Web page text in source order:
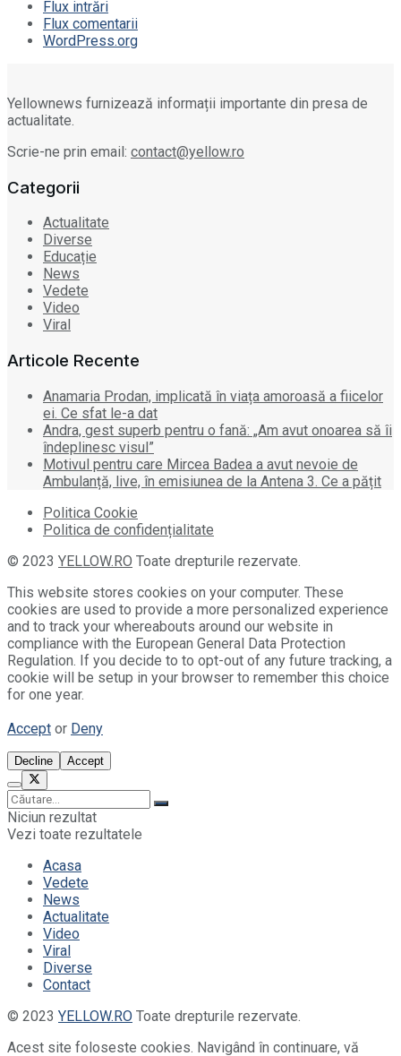
Flux intrări
Flux comentarii
WordPress.org
Yellownews furnizează informații importante din presa de
actualitate.
Scrie-ne prin email: contact@yellow.ro
Categorii
Actualitate
Diverse
Educație
News
Vedete
Video
Viral
Articole Recente
Anamaria Prodan, implicată în viața amoroasă a fiicelor
ei. Ce sfat le-a dat
Andra, gest superb pentru o fană: „Am avut onoarea să îi
îndeplinesc visul”
Motivul pentru care Mircea Badea a avut nevoie de
Ambulanță, live, în emisiunea de la Antena 3. Ce a pățit
Politica Cookie
Politica de confidențialitate
© 2023 YELLOW.RO Toate drepturile rezervate.
This website stores cookies on your computer. These
cookies are used to provide a more personalized experience
and to track your whereabouts around our website in
compliance with the European General Data Protection
Regulation. If you decide to to opt-out of any future tracking, a
cookie will be setup in your browser to remember this choice
for one year.
Accept or Deny
Decline Accept
Niciun rezultat
Vezi toate rezultatele
Acasa
Vedete
News
Actualitate
Video
Viral
Diverse
Contact
© 2023 YELLOW.RO Toate drepturile rezervate.
Acest site foloseste cookies. Navigând în continuare, vă